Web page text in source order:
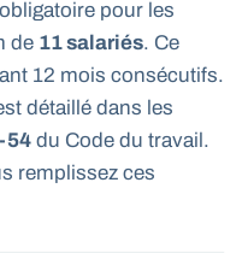
pour les
de 11 salariés. Ce
12 mois consécutifs.
détaillé dans les
54 du Code du travail.
remplissez ces